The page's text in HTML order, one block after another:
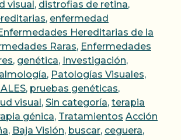
visual, distrofias de retina,
, enfermedad
Hereditarias de la
Raras, Enfermedades
, genética, Investigación,
, Patologías Visuales,
, pruebas genéticas,
visual, Sin categoría, terapia
génica, Tratamientos Etiquetas
Acción
, Baja Visión, buscar, ceguera,